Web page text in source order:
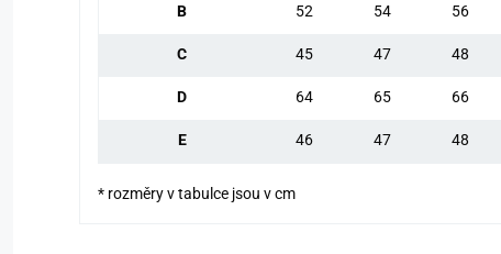
B 52 54 56
C 45 47 48
D 64 65 66
E 46 47 48
* rozměry v tabulce jsou v cm